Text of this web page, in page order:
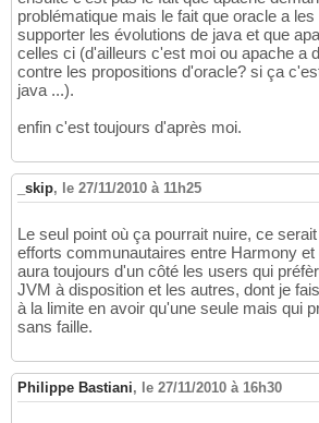
problématique mais le fait que oracle a
supporter les évolutions de java et que
celles ci (d'ailleurs c'est moi ou apache a
contre les propositions d'oracle? si ça
java ...).
enfin c'est toujours d'après moi.
_skip, le 27/11/2010 à 11h25
Le seul point où ça pourrait nuire, ce
efforts communautaires entre Harmony
aura toujours d'un côté les users qui
JVM à disposition et les autres, dont je
à la limite en avoir qu'une seule mais qui
sans faille.
Philippe Bastiani, le 27/11/2010 à 16h30